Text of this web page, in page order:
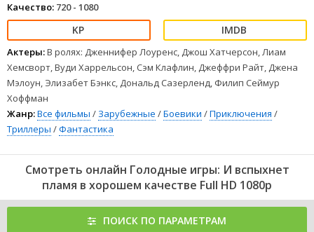
Качество: 720 - 1080
Актеры:В ролях: Дженнифер Лоуренс, Джош Хатчерсон, Лиам
Хемсворт, Вуди Харрельсон, Сэм Клафлин, Джеффри Райт, Джена
Мэлоун, Элизабет Бэнкс, Дональд Сазерленд, Филип Сеймур
Хоффман
Жанр:Все фильмы / Зарубежные /Боевики /Приключения /
Триллеры /Фантастика
Смотреть онлайн Голодные игры: И вспыхнет
пламя в хорошем качестве Full HD 1080p
ПОИСК ПО ПАРАМЕТРАМ